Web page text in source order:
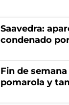
Saavedra:
condenado
Fin de
pomarola y